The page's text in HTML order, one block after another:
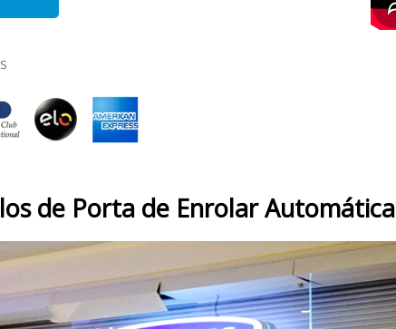
de Porta de Enrolar Automática